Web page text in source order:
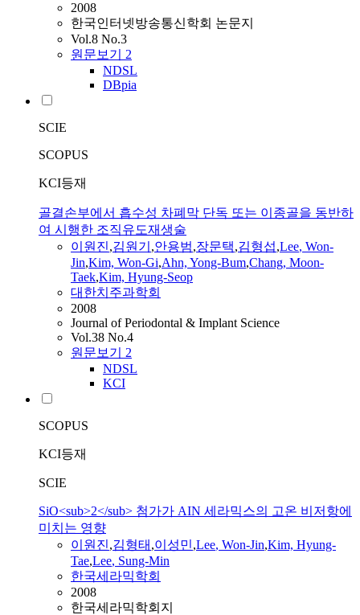
2008
한국인터넷방송통신학회 논문지
Vol.8 No.3
원문보기 2
NDSL
DBpia
SCIE
SCOPUS
KCI등재
골결손부에서 흡수성 차폐막 단독 또는 이종골을 동반하
여 시행한 조직유도재생술
이원진,김원기 ,안용범,장문택,김형섭,Lee, Won-
Jin,Kim, Won-Gi,Ahn, Yong-Bum,Chang, Moon-
Taek,Kim, Hyung-Seop
대한치주과학회
2008
Journal of Periodontal & Implant Science
Vol.38 No.4
원문보기 2
NDSL
KCI
SCOPUS
KCI등재
SCIE
SiO<sub>2</sub> 첨가가 AIN 세라믹스의 고온 비저항에
미치는 영향
이원진,김형태 ,이성민,Lee, Won-Jin,Kim, Hyung-
Tae,Lee, Sung-Min
한국세라믹학회
2008
한국세라믹학회지